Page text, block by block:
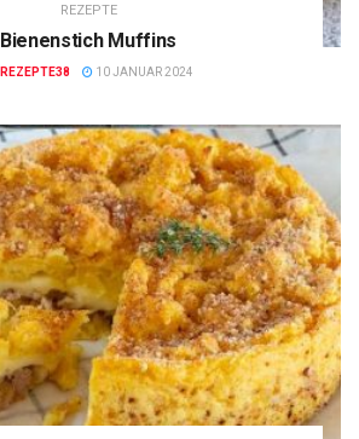
REZEPTE
Bienenstich Muffins
REZEPTE38 10 JANUAR 2024